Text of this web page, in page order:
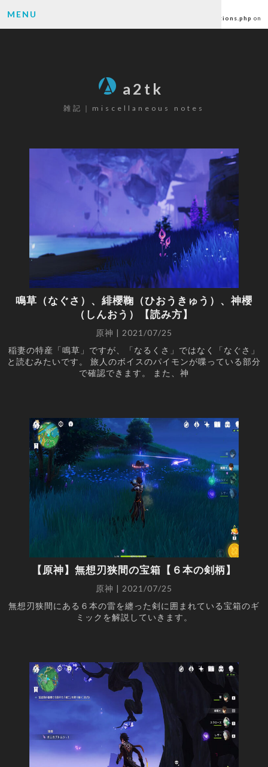
Warning : Undefined array key "author" in
/home/ctlc/a2tk.com/public_html/wp-content/themes/a2tk/functions.php on
パソコン(26)
ゲーミングデバイス(19)
原神(68)
その他(6)
(6)
スマートフォン(5)
WEB (4)
PAGES
このサイトについて
お問い合わせ
RSS
a2tk
雑記｜miscellaneous notes
鳴草（なぐさ）、緋櫻鞠（ひおうきゅう）、神櫻
（しんおう）【読み方】
原神 | 2021/07/25
稲妻の特産「鳴草」ですが、「なるくさ」ではなく「なぐさ」
と読むみたいです。 旅人のボイスのパイモンが喋っている部分
で確認できます。 また、神
【原神】無想刃狭間の宝箱【６本の剣柄】
原神 | 2021/07/25
無想刃狭間にある６本の雷を纏った剣に囲まれている宝箱のギ
ミックを解説していきます。
MENU